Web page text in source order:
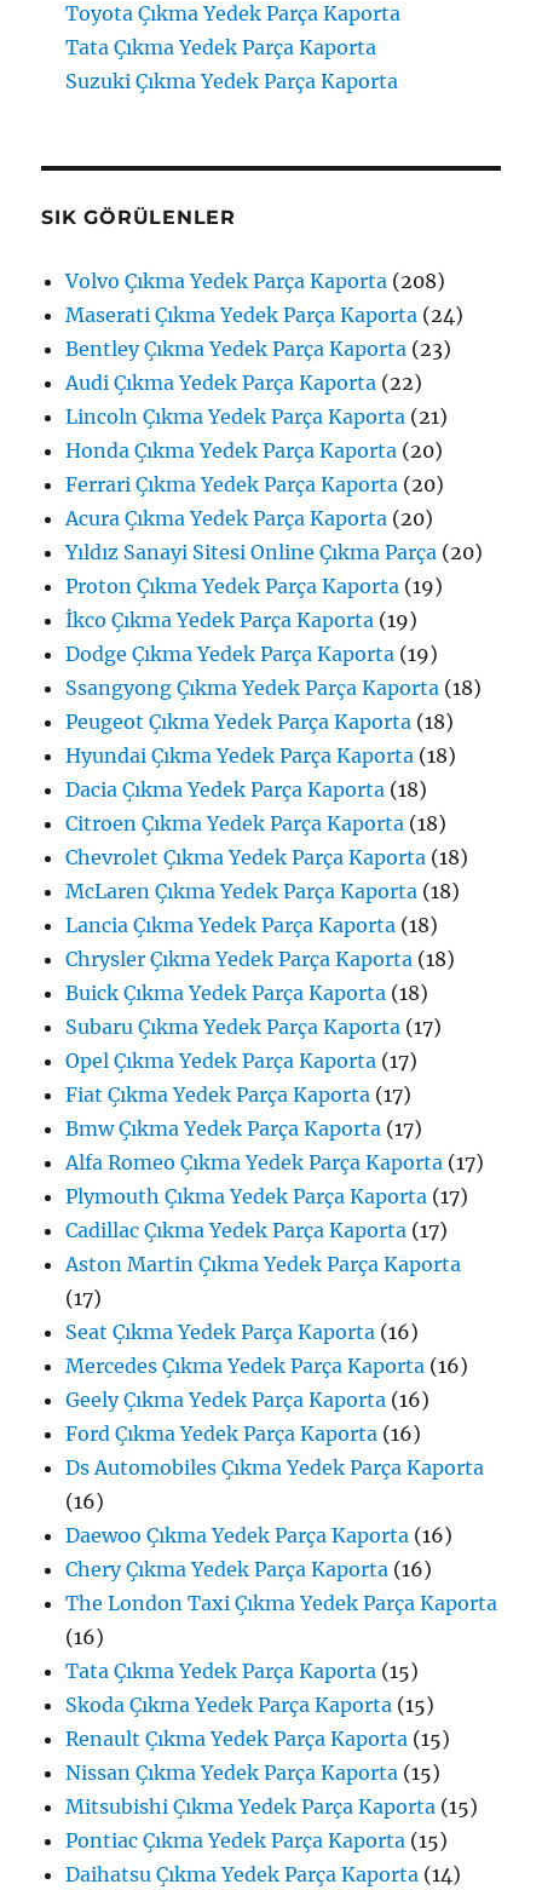
Toyota Çıkma Yedek Parça Kaporta
Tata Çıkma Yedek Parça Kaporta
Suzuki Çıkma Yedek Parça Kaporta
SIK GÖRÜLENLER
Volvo Çıkma Yedek Parça Kaporta (208)
Maserati Çıkma Yedek Parça Kaporta (24)
Bentley Çıkma Yedek Parça Kaporta (23)
Audi Çıkma Yedek Parça Kaporta (22)
Lincoln Çıkma Yedek Parça Kaporta (21)
Honda Çıkma Yedek Parça Kaporta (20)
Ferrari Çıkma Yedek Parça Kaporta (20)
Acura Çıkma Yedek Parça Kaporta (20)
Yıldız Sanayi Sitesi Online Çıkma Parça (20)
Proton Çıkma Yedek Parça Kaporta (19)
İkco Çıkma Yedek Parça Kaporta (19)
Dodge Çıkma Yedek Parça Kaporta (19)
Ssangyong Çıkma Yedek Parça Kaporta (18)
Peugeot Çıkma Yedek Parça Kaporta (18)
Hyundai Çıkma Yedek Parça Kaporta (18)
Dacia Çıkma Yedek Parça Kaporta (18)
Citroen Çıkma Yedek Parça Kaporta (18)
Chevrolet Çıkma Yedek Parça Kaporta (18)
McLaren Çıkma Yedek Parça Kaporta (18)
Lancia Çıkma Yedek Parça Kaporta (18)
Chrysler Çıkma Yedek Parça Kaporta (18)
Buick Çıkma Yedek Parça Kaporta (18)
Subaru Çıkma Yedek Parça Kaporta (17)
Opel Çıkma Yedek Parça Kaporta (17)
Fiat Çıkma Yedek Parça Kaporta (17)
Bmw Çıkma Yedek Parça Kaporta (17)
Alfa Romeo Çıkma Yedek Parça Kaporta (17)
Plymouth Çıkma Yedek Parça Kaporta (17)
Cadillac Çıkma Yedek Parça Kaporta (17)
Aston Martin Çıkma Yedek Parça Kaporta
(17)
Seat Çıkma Yedek Parça Kaporta (16)
Mercedes Çıkma Yedek Parça Kaporta (16)
Geely Çıkma Yedek Parça Kaporta (16)
Ford Çıkma Yedek Parça Kaporta (16)
Ds Automobiles Çıkma Yedek Parça Kaporta
(16)
Daewoo Çıkma Yedek Parça Kaporta (16)
Chery Çıkma Yedek Parça Kaporta (16)
The London Taxi Çıkma Yedek Parça Kaporta
(16)
Tata Çıkma Yedek Parça Kaporta (15)
Skoda Çıkma Yedek Parça Kaporta (15)
Renault Çıkma Yedek Parça Kaporta (15)
Nissan Çıkma Yedek Parça Kaporta (15)
Mitsubishi Çıkma Yedek Parça Kaporta (15)
Pontiac Çıkma Yedek Parça Kaporta (15)
Daihatsu Çıkma Yedek Parça Kaporta (14)